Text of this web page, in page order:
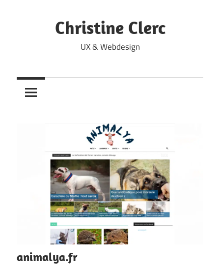
Christine Clerc
UX & Webdesign
animalya.fr